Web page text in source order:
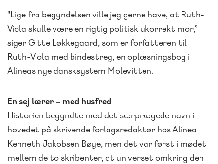
"Lige fra begyndelsen ville jeg gerne have, at Ruth-
Viola skulle være en rigtig politisk ukorrekt mor,”
siger Gitte Løkkegaard, som er forfatteren til
Ruth-Viola med bindestreg, en oplæsningsbog i
Alineas nye dansksystem Molevitten.
En sej lærer – med husfred
Historien begyndte med det særprægede navn i
hovedet på skrivende forlagsredaktør hos Alinea
Kenneth Jakobsen Bøye, men det var først i mødet
mellem de to skribenter, at universet omkring den